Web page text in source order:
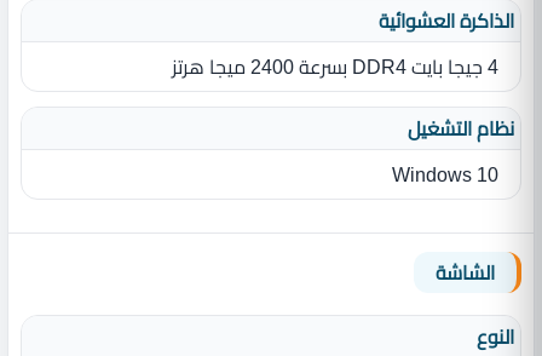
الذاكرة العشوائية
4 جيجا بايت DDR4 بسرعة 2400 ميجا هرتز
نظام التشغيل
Windows 10
الشاشة
النوع